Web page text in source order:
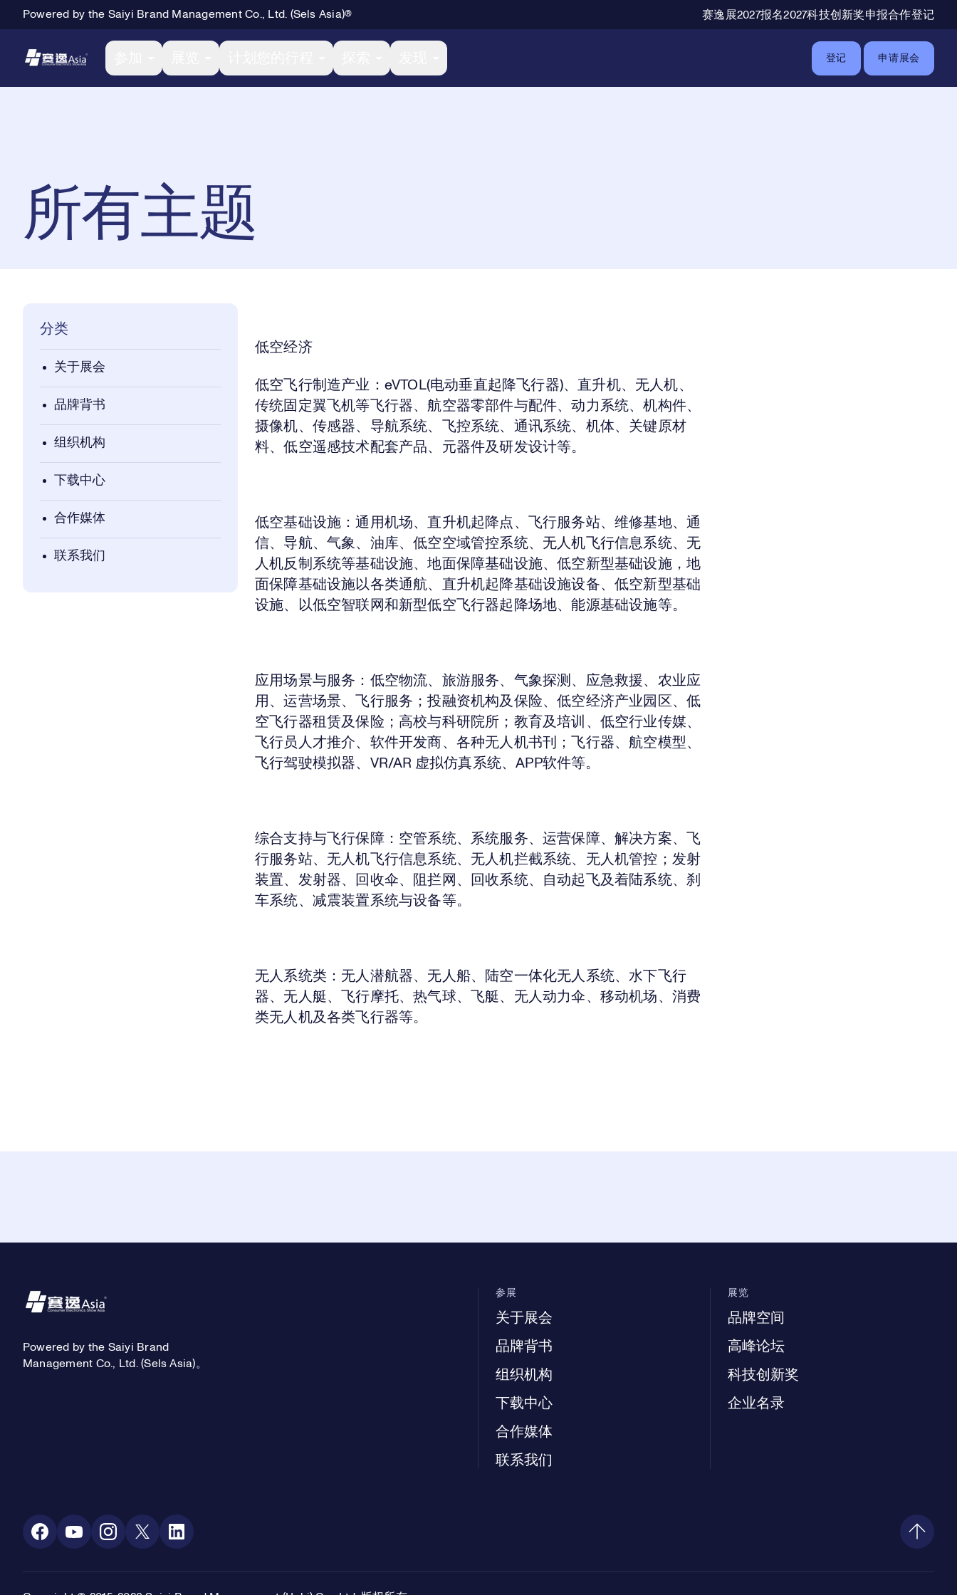
Powered by the Saiyi Brand Management Co., Ltd. (Sels Asia)® 辅助导航
赛逸展2027报名2027科技创新奖申报合作登记
Primary Navigation
登记 申请展会
所有主题
分类
关于展会
品牌背书
组织机构
下载中心
合作媒体
联系我们
低空经济
低空飞行制造产业： eVTOL(电动垂直起降飞行器)、直升机、无人机、
传统固定翼飞机等飞行器、航空器零部件与配件、动力系统、机构件、
摄像机、传感器、导航系统、飞控系统、通讯系统、机体、关键原材
料、低空遥感技术配套产品、元器件及研发设计等。
低空基础设施：通用机场、直升机起降点、飞行服务站、维修基地、通
信、导航、气象、油库、低空空域管控系统、无人机飞行信息系统、无
人机反制系统等基础设施、地面保障基础设施、低空新型基础设施，地
面保障基础设施以各类通航、直升机起降基础设施设备、低空新型基础
设施、以低空智联网和新型低空飞行器起降场地、能源基础设施等。
应用场景与服务： 低空物流、旅游服务、气象探测、应急救援、农业应
用、运营场景、飞行服务；投融资机构及保险、低空经济产业园区、低
空飞行器租赁及保险；高校与科研院所；教育及培训、低空行业传媒、
飞行员人才推介、软件开发商、各种无人机书刊；飞行器、航空模型、
飞行驾驶模拟器、VR/AR 虚拟仿真系统、APP软件等。
综合支持与飞行保障： 空管系统、系统服务、运营保障、解决方案、飞
行服务站、无人机飞行信息系统、无人机拦截系统、无人机管控；发射
装置、发射器、回收伞、阻拦网、回收系统、自动起飞及着陆系统、刹
车系统、减震装置系统与设备等。
无人系统类： 无人潜航器、无人船、陆空一体化无人系统、水下飞行
器、无人艇、飞行摩托、热气球、飞艇、无人动力伞、移动机场、消费
类无人机及各类飞行器等。
Footer
Powered by the Saiyi Brand
Management Co., Ltd. (Sels Asia)。
参展
关于展会
品牌背书
组织机构
下载中心
合作媒体
联系我们
展览
品牌空间
高峰论坛
科技创新奖
企业名录
Social Media